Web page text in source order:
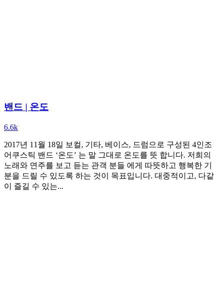
밴드 | 온도
6.6k
2017년 11월 18일 보컬, 기타, 베이스, 드럼으로 구성된 4인조
어쿠스틱 밴드 ‘온도’ 는 말 그대로 온도를 뜻 합니다. 저희의
노래와 연주를 보고 듣는 관객 분들 에게 따뜻하고 행복한 기
분을 드릴 수 있도록 하는 것이 목표입니다. 대중적이고, 다같
이 즐길 수 있는...